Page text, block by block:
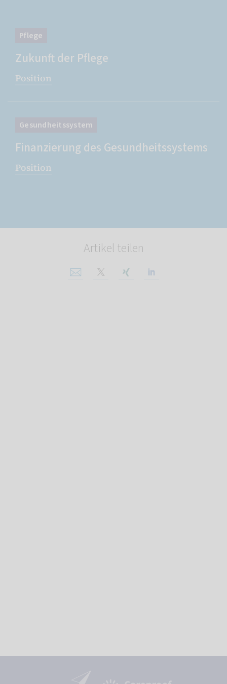
Pflege
Zukunft der Pflege
Position
Gesundheitssystem
Finanzierung des Gesundheitssystems
Position
Artikel teilen
Per E-Mail teilen
Auf X teilenAuf Xing teilen
Auf Linkedin